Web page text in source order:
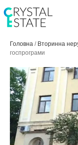
содержимому
Головна / Вторинна
госпрограми